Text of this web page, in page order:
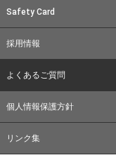
Safety Card
採用情報
よくあるご質問
個人情報保護方針
リンク集